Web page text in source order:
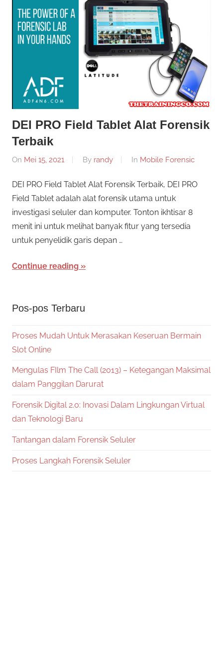
Dunia
Mobile
Forensik
Konferensi
Dunia
Mobile
DEI PRO Field Tablet Alat Forensik
Terbaik
On Mei 15, 2021 By randy In Mobile Forensic
DEI PRO Field Tablet Alat Forensik Terbaik, DEI PRO
Field Tablet adalah alat forensik utama untuk
investigasi seluler dan komputer. Tonton ikhtisar 8
menit ini untuk melihat banyak fitur yang tersedia
untuk penyelidik garis depan …
Continue reading
Pos-pos Terbaru
Proses Mudah Untuk Merasakan Keseruan Bermain
Slot Online
Mengulas FIlm The Call (2013) – Ketegangan Maksimal
dalam Panggilan Darurat
Forensik Digital 2.0: Inovasi Dalam Lingkungan Virtual
dan Teknologi Baru
Tantangan dalam Forensik Seluler
Proses Langkah Forensik Seluler